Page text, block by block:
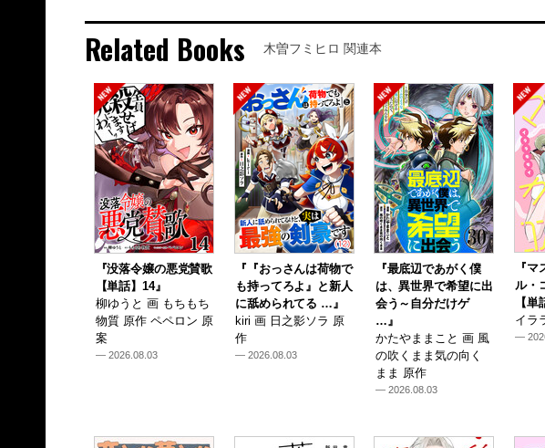
Related Books 木曽フミヒロ 関連本
『没落令嬢の悪党賛歌
【単話】14』
柳ゆうと 画 もちもち
物質 原作 ペペロン 原
案
— 2026.08.03
『『おっさんは荷物で
も持ってろよ』と新人
に舐められてる …』
kiri 画 日之影ソラ 原
作
— 2026.08.03
『最底辺であがく僕
は、異世界で希望に出
会う～自分だけゲ
…』
かたやままこと 画 風
の吹くまま気の向く
まま 原作
— 2026.08.03
『
ル・
【単
イラ
—